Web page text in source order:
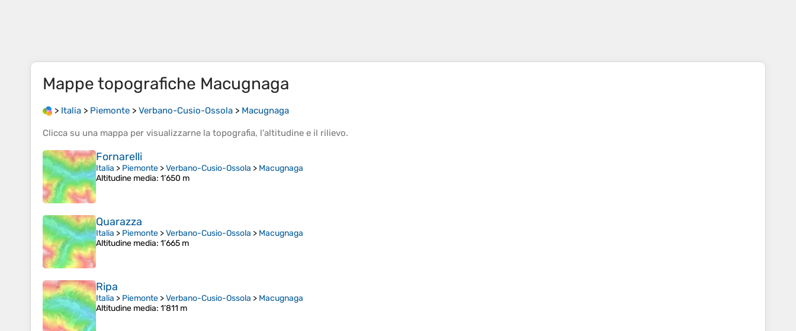
Mappe topografiche Macugnaga
> Italia > Piemonte > Verbano-Cusio-Ossola > Macugnaga
Clicca su una mappa per visualizzarne la topografia, l'altitudine e il rilievo.
Fornarelli
Italia > Piemonte >Verbano-Cusio-Ossola > Macugnaga
Altitudine media: 1’650 m
Quarazza
Italia > Piemonte >Verbano-Cusio-Ossola > Macugnaga
Altitudine media: 1’665 m
Ripa
Italia > Piemonte >Verbano-Cusio-Ossola > Macugnaga
Altitudine media: 1’811 m